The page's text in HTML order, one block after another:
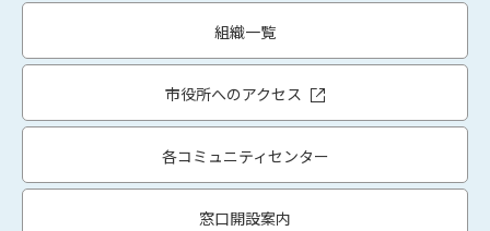
組織一覧
市役所へのアクセス
各コミュニティセンター
窓口開設案内